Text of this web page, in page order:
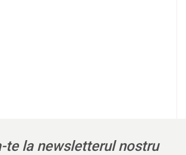
te la newsletterul nostru